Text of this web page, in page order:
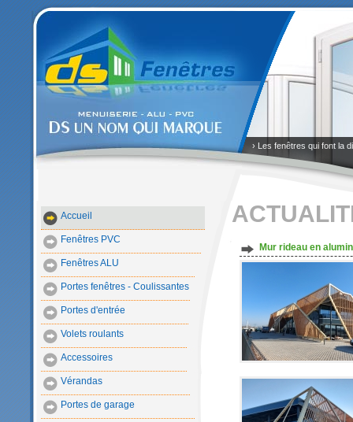
› Les fenêtres qui font la
Accueil
Fenêtres PVC
Fenêtres ALU
Portes fenêtres - Coulissantes
Portes d'entrée
Volets roulants
Accessoires
Vérandas
Portes de garage
Mur rideau en